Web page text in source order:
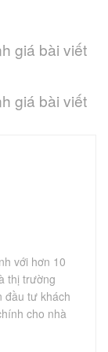
giá bài viết
giá bài viết
với hơn 10
thị trường
đầu tư khách
cho nhà